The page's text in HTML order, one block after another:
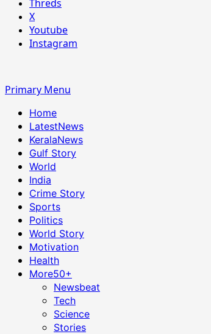
Threds
X
Youtube
Instagram
Primary Menu
Home
LatestNews
KeralaNews
Gulf Story
World
India
Crime Story
Sports
Politics
World Story
Motivation
Health
More50+
Newsbeat
Tech
Science
Stories